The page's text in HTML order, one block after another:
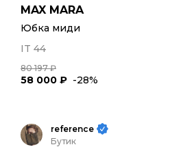
MAX MARA
Юбка миди
IT 44
80 197 ₽
58 000 ₽ -28%
reference
Бутик